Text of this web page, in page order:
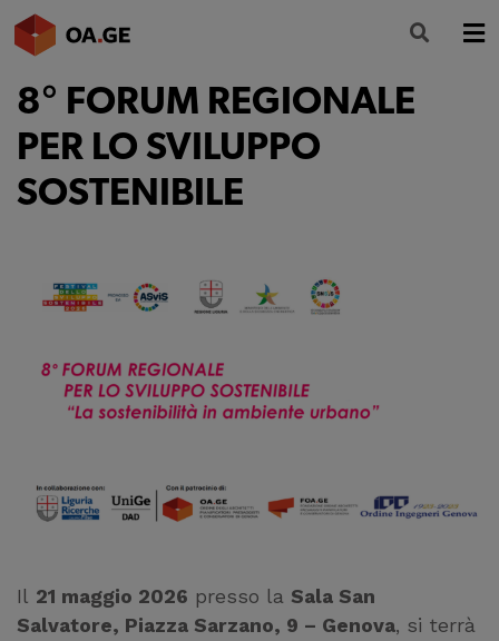
L’ORDINE
AMMINISTRAZIONE TRASPARENTE
ALBO
SERVIZI
NEWS
8° FORUM REGIONALE
PER LO SVILUPPO
SOSTENIBILE
Il 21 maggio 2026 presso la Sala San
Salvatore, Piazza Sarzano, 9 – Genova, si terrà